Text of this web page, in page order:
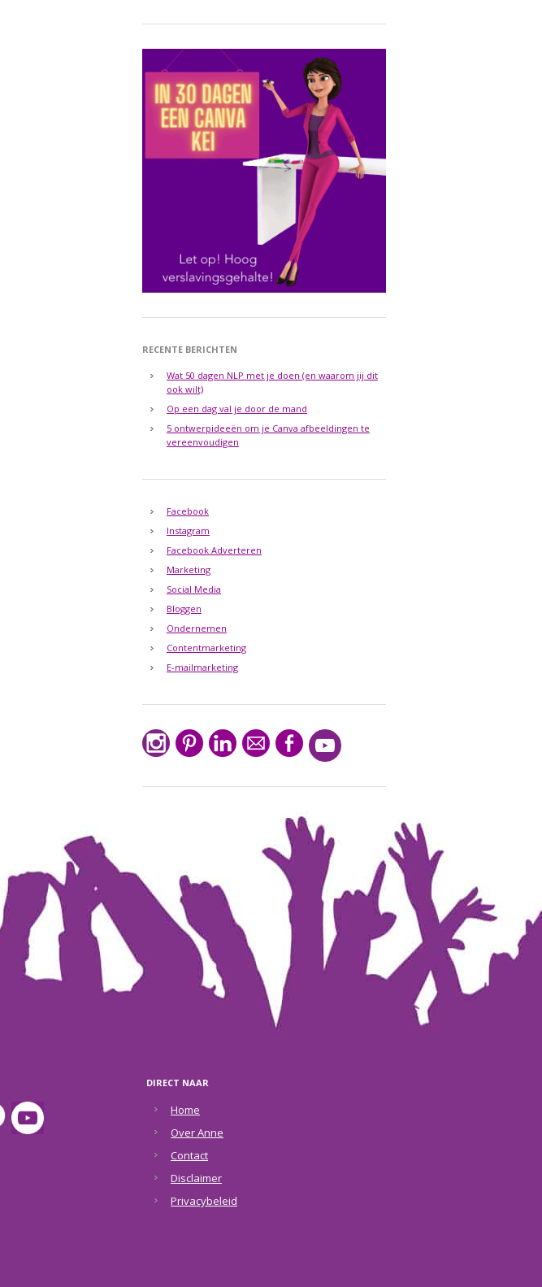
RECENTE BERICHTEN
Wat 50 dagen NLP met je doen (en waarom jij dit
ook wilt)
Op een dag val je door de mand
5 ontwerpideeën om je Canva afbeeldingen te
vereenvoudigen
Facebook
Instagram
Facebook Adverteren
Marketing
Social Media
Bloggen
Ondernemen
Contentmarketing
E-mailmarketing
DIRECT NAAR
Home
Over Anne
Contact
Disclaimer
Privacybeleid